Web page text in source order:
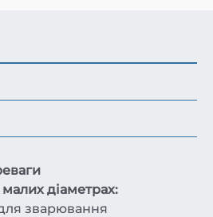
малих діаметрах:
зварювання